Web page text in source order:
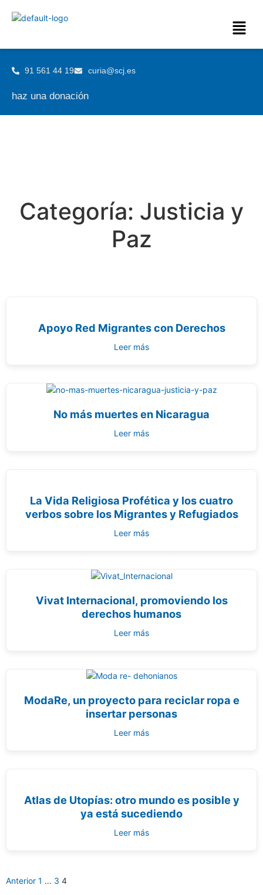
91 561 44 19 curia@scj.es
haz una donación
Categoría: Justicia y
Paz
Apoyo Red Migrantes con Derechos
Leer más
No más muertes en Nicaragua
Leer más
La Vida Religiosa Profética y los cuatro
verbos sobre los Migrantes y Refugiados
Leer más
Vivat Internacional, promoviendo los
derechos humanos
Leer más
ModaRe, un proyecto para reciclar ropa e
insertar personas
Leer más
Atlas de Utopías: otro mundo es posible y
ya está sucediendo
Leer más
Anterior 1 … 3 4